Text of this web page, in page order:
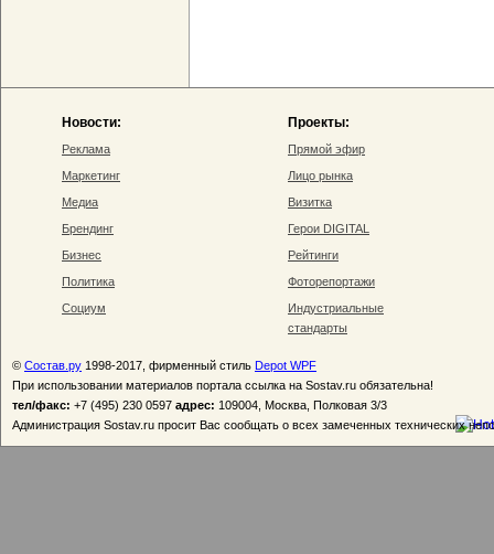
Новости:
Реклама
Маркетинг
Медиа
Брендинг
Бизнес
Политика
Социум
Проекты:
Прямой эфир
Лицо рынка
Визитка
Герои DIGITAL
Рейтинги
Фоторепортажи
Индустриальные
стандарты
© Состав.ру 1998-2017, фирменный стиль Depot WPF
При использовании материалов портала ссылка на Sostav.ru обязательна!
тел/факс: +7 (495) 230 0597 адрес: 109004, Москва, Полковая 3/3
Администрация Sostav.ru просит Вас сообщать о всех замеченных технических